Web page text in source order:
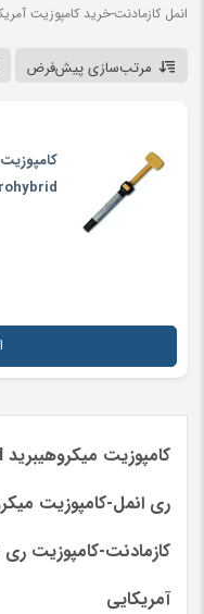
انمل کازمادنت-خرید کامپوزیت
مرتب‌سازی پیش‌فرض
ری انمل-کامپوزیت
کازمادنت-کامپوزیت
آمریکایی